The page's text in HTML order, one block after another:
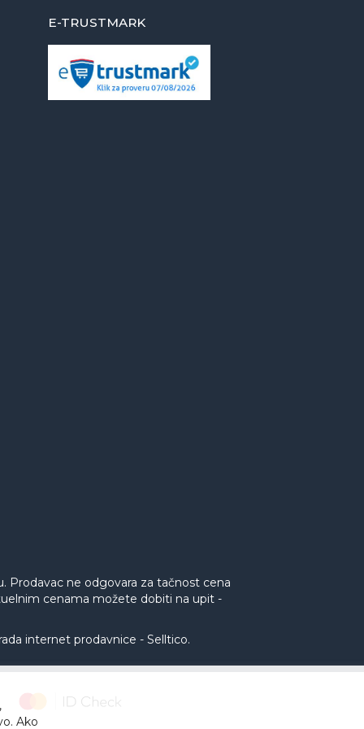
E-TRUSTMARK
Prodavac ne odgovara za tačnost cena
cenama možete dobiti na upit -
internet prodavnice - Selltico.
Ako